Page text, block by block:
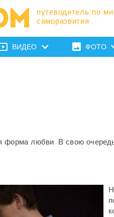
путеводитель по
саморазвития
ВИДЕО ФОТО
форма любви. В свою